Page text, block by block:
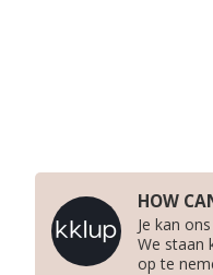
HOW
Je kan
We staan
op te